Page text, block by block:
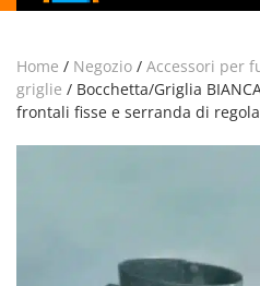
Home / Negozio / Accessori per
griglie / Bocchetta/Griglia
frontali fisse e serranda di